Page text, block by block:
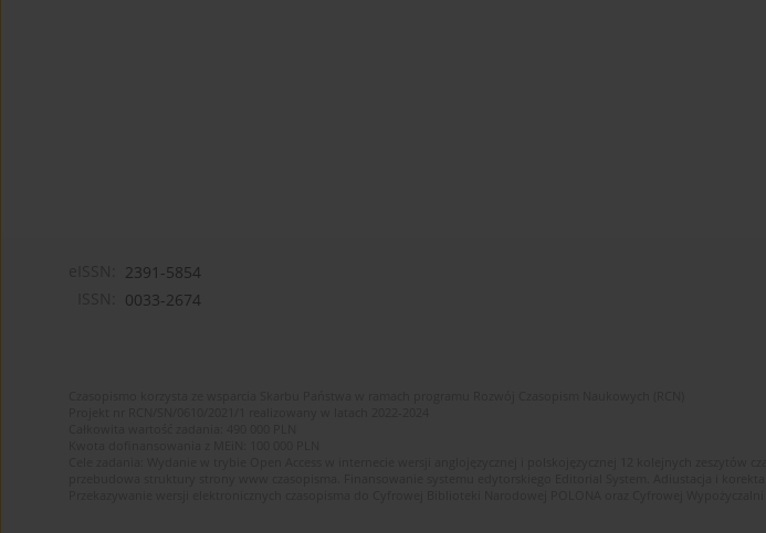
2391-5854
0033-2674